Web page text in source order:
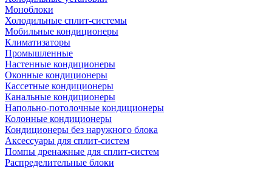
Моноблоки
Холодильные сплит-системы
Мобильные кондиционеры
Климатизаторы
Промышленные
Настенные кондиционеры
Оконные кондиционеры
Кассетные кондиционеры
Канальные кондиционеры
Напольно-потолочные кондиционеры
Колонные кондиционеры
Кондиционеры без наружного блока
Аксессуары для сплит-систем
Помпы дренажные для сплит-систем
Распределительные блоки